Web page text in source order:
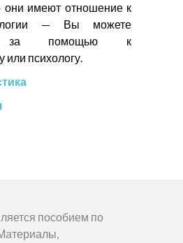
они имеют отношение к
— Вы можете
за помощью к
или психологу.
пособием по